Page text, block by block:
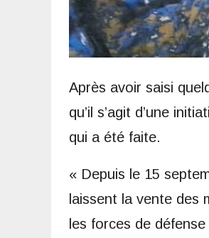
Après avoir saisi
qu’il s’agit d’une
qui a été faite.
« Depuis le 15
laissent la vente des
les forces de